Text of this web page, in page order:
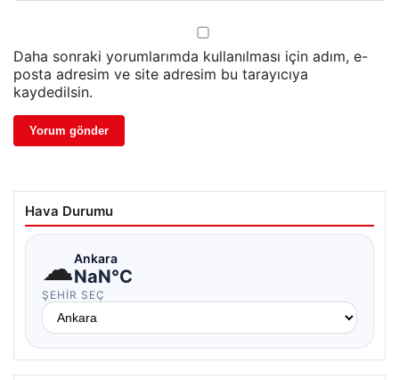
Daha sonraki yorumlarımda kullanılması için adım, e-
posta adresim ve site adresim bu tarayıcıya
kaydedilsin.
Hava Durumu
☁Ankara
NaN°C
ŞEHIR SEÇ